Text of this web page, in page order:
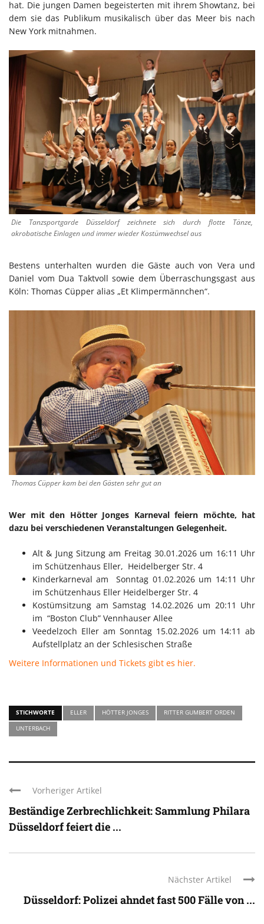
hat. Die jungen Damen begeisterten mit ihrem Showtanz, bei
dem sie das Publikum musikalisch über das Meer bis nach
New York mitnahmen.
Die Tanzsportgarde Düsseldorf zeichnete sich durch flotte Tänze,
akrobatische Einlagen und immer wieder Kostümwechsel aus
Bestens unterhalten wurden die Gäste auch von Vera und
Daniel vom Dua Taktvoll sowie dem Überraschungsgast aus
Köln: Thomas Cüpper alias „Et Klimpermännchen“.
Thomas Cüpper kam bei den Gästen sehr gut an
Wer mit den Hötter Jonges Karneval feiern möchte, hat
dazu bei verschiedenen Veranstaltungen Gelegenheit.
Alt & Jung Sitzung am Freitag 30.01.2026 um 16:11 Uhr
im Schützenhaus Eller, Heidelberger Str. 4
Kinderkarneval am Sonntag 01.02.2026 um 14:11 Uhr
im Schützenhaus Eller Heidelberger Str. 4
Kostümsitzung am Samstag 14.02.2026 um 20:11 Uhr
im “Boston Club” Vennhauser Allee
Veedelzoch Eller am Sonntag 15.02.2026 um 14:11 ab
Aufstellplatz an der Schlesischen Straße
Weitere Informationen und Tickets gibt es hier.
STICHWORTE ELLER HÖTTER JONGES
RITTER GUMBERT ORDEN
UNTERBACH
Vorheriger Artikel
Beständige Zerbrechlichkeit: Sammlung Philara
Düsseldorf feiert die ...
Nächster Artikel
Düsseldorf: Polizei ahndet fast 500 Fälle von ...